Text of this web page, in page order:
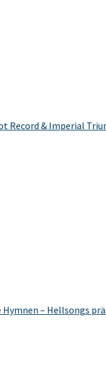
Record & Imperial
– Hellsongs